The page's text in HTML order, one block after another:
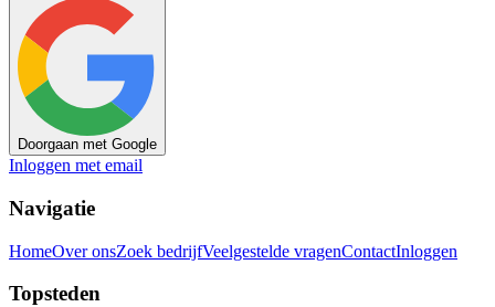
Doorgaan met Google
Inloggen met email
Navigatie
HomeOver onsZoek bedrijfVeelgestelde vragenContactInloggen
Topsteden